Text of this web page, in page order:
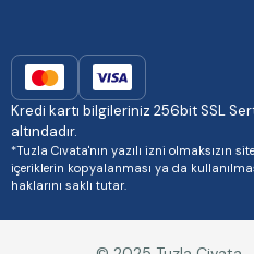
Kredi kartı bilgileriniz 256bit SSL
altındadır.
*Tuzla Cıvata'nın yazılı izni olmaksızın
içeriklerin kopyalanması ya da
haklarını saklı tutar.